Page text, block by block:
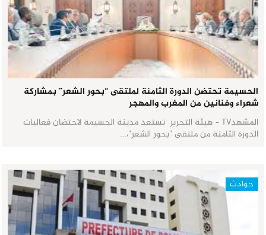
الحسيمة تحتضن الدورة الثامنة لملتقى “بحور الشعر” بمشاركة
شعراء وفنانين من المغرب والمهجر
المشهدTV - هيئة التحرير تستعد مدينة الحسيمة لاحتضان فعاليات
الدورة الثامنة من ملتقى "بحور الشعر"،…
حوادث